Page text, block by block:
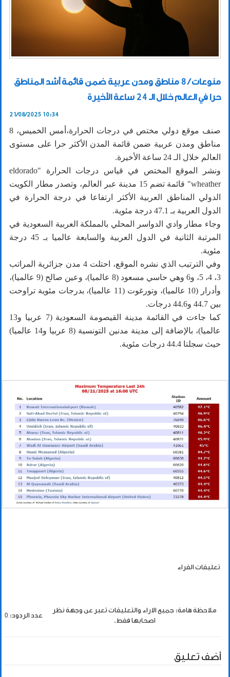
منوعات / 8 مناطق ومدن عربية ضمن قائمة أشد المناطق
حرا في العالم خلال الـ 24 ساعة الأخيرة
21/08/2025 10:34
صنف موقع دولي مختص في درجات الحرارة،أمس الخميس، 8
مناطق ومدن عربية ضمن قائمة المدن الأكثر حرا على مستوى
العالم خلال الـ 24 ساعة الأخيرة.
ونشر الموقع المختص في قياس درجات الحرارة "eldorado
wheather" قائمة تضم 15 مدينة عبر العالم، وتصدر مطار الكويت
الدولي المناطق العربية الأكثر ارتفاعا في درجة الحرارة في
الدول العربية بـ 47.1 درجة مئوية.
وجاء مطار وادي الدواسر المحلي بالمملكة العربية السعودية في
المرتبة الثانية في الدول العربية والسابعة عالميا بـ 45 درجة
مئوية.
وفي الترتيب الذي نشره الموقع، احتلت 4 مدن جزائرية المراتب
3، 4، 5، و6 وهي حاسي مسعود (8 عالميا)، وعين صالح (9 عالميا)،
وأدرار (10 عالميا)، وتورغوت (11 عالميا)، بدرجات مئوية تراوحت
بين 44.7 و44.6 درجات.
كما جاءت في القائمة مدينة القيصومة السعودية (7 عربيا و13
عالميا)، بالإضافة إلى مدينة مدنين التونسية (8 عربيا و14 عالميا)
حيث سجلتا 44.4 درجات مئوية.
تعليقات القراء
ملاحظة هامة: جميع الاراء والتعليقات تعبر عن وجهة نظر
اصحابها فقط.
عدد الردود: 0
أضف تعليق